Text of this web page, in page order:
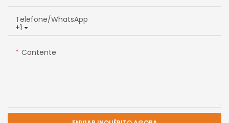
+1
Telefone/WhatsApp
Contente